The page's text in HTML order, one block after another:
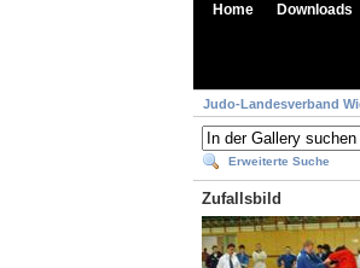
Home Downloads
Judo-Landesverband
Erweiterte Suche
Zufallsbild